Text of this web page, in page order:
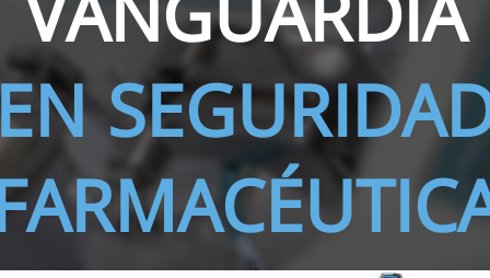
THS/PH21N-FB THS/PH21N-FFV
THS/
D25